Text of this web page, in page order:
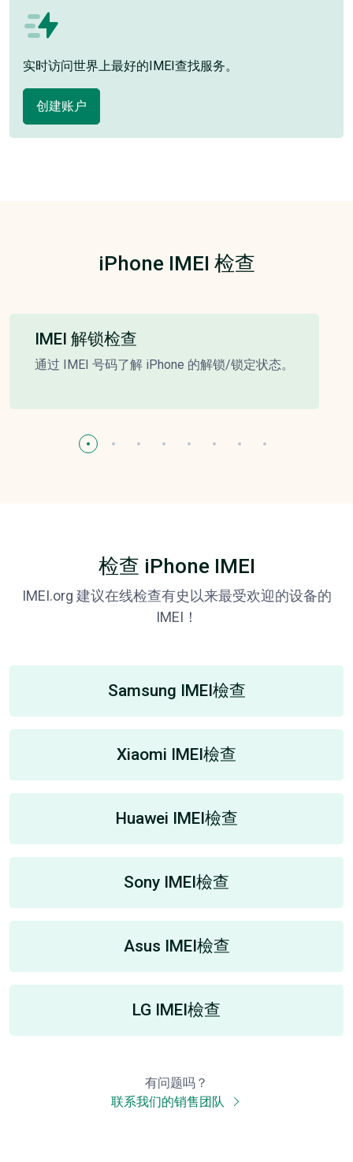
实时访问世界上最好的IMEI查找服务。
创建账户
iPhone IMEI 检查
IMEI 解锁检查
通过 IMEI 号码了解 iPhone 的解锁/锁定状态。
检查 iPhone IMEI
IMEI.org 建议在线检查有史以来最受欢迎的设备的
IMEI！
Samsung IMEI檢查
Xiaomi IMEI檢查
Huawei IMEI檢查
Sony IMEI檢查
Asus IMEI檢查
LG IMEI檢查
有问题吗？
联系我们的销售团队